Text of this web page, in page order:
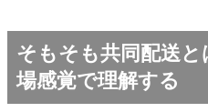
そもそも共同配送
場感覚で理解する